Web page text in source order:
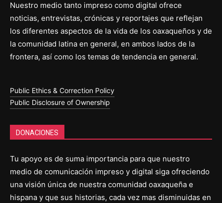
Nuestro medio tanto impreso como digital ofrece
noticias, entrevistas, crónicas y reportajes que reflejan
los diferentes aspectos de la vida de los oaxaqueños y de
la comunidad latina en general, en ambos lados de la
frontera, así como los temas de tendencia en general.
Public Ethics & Correction Policy
Public Disclosure of Ownership
DONACIONES
Tu apoyo es de suma importancia para que nuestro
medio de comunicación impreso y digital siga ofreciendo
una visión única de nuestra comunidad oaxaqueña e
hispana y que sus historias, cada vez mas disminuidas en